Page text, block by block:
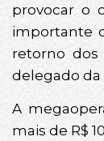
provocar o
importante
retorno dos
delegado da
A
mais de R$